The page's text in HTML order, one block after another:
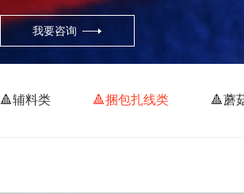
我要咨询
🔺辅料类 🔺捆包扎线类 🔺蘑